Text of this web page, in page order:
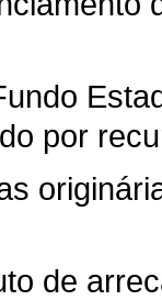
por
de